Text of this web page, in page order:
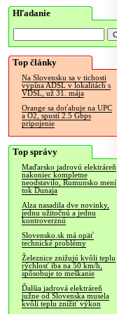
Hľadanie
Top články
Na Slovensku sa v tichosti
vypína ADSL v lokalitách s
VDSL, už 31. mája
Orange sa doťahuje na UPC
a O2, spustí 2.5 Gbps
pripojenie
Top správy
Maďarsko jadrovú elektráreň
nakoniec kompletne
neodstavilo, Rumunsko mení
tok Dunaja
Alza nasadila dve novinky,
jednu užitočnú a jednu
kontroverznú
Slovensko.sk má opäť
technické problémy
Železnice znižujú kvôli teplu
rýchlosť iba na 50 km/h,
spôsobuje to meškanie
Ďalšia jadrová elektráreň
južne od Slovenska musela
kvôli teplu znížiť výkon